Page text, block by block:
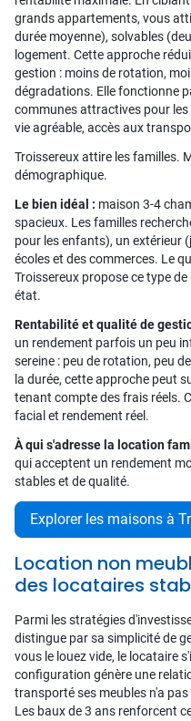
grands appartements, vous
durée moyenne), solvables
logement. Cette approche
gestion : moins de rotation,
dégradations. Elle fonctionne
communes attractives pour les
vie agréable, accès aux
Troissereux attire les familles.
démographique.
Le bien idéal : maison 3-4
spacieux. Les familles
pour les enfants), un extérieur
écoles et des commerces. Le
Troissereux propose ce type
état.
Rentabilité et qualité de
un rendement parfois un peu
sereine : peu de rotation, peu
la durée, cette approche peut
tenant compte des frais réels.
facial et rendement réel.
À qui s'adresse la location
qui acceptent un rendement
stables et de qualité.
Explorer les maisons à
Location non
des locataires
Parmi les stratégies
distingue par sa simplicité de
vous le louez vide, le locataire
configuration génère une
transporté ses meubles n'a
Les baux de 3 ans renforcent